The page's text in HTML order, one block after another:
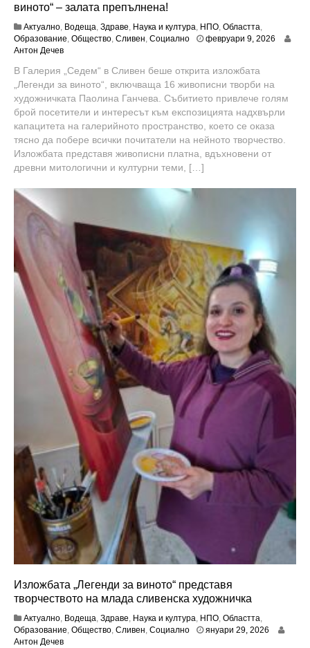
виното“ – залата препълнена!
Актуално Водеща Здраве Наука и култура НПО Областта
Образование Общество Сливен Социално февруари 9, 2026
,
6
Антон Дечев
В Галерия „Седем“ в Сливен беше открита изложбата
„Легенди за виното“, включваща 16 живописни творби на
художничката Паолина Ганчева. Събитието привлече голям
брой посетители и интересът към експозицията надхвърли
капацитета на галерийното пространство, което се оказа
тясно да побере всички почитатели на нейното творчество.
Изложбата представя живописни платна, вдъхновени от
древни митологични и културни теми, […]
Изложбата „Легенди за виното“ представя
творчеството на млада сливенска художничка
Актуално, Водеща, Здраве, Наука и култура, НПО, Областта,
Образование, Общество, Сливен, Социално януари 29, 2026
Антон Дечев